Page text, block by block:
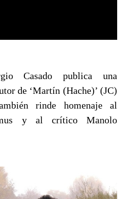
Casado publica una
de ‘Martín (Hache)’ (JC)
rinde homenaje al
y al crítico Manolo